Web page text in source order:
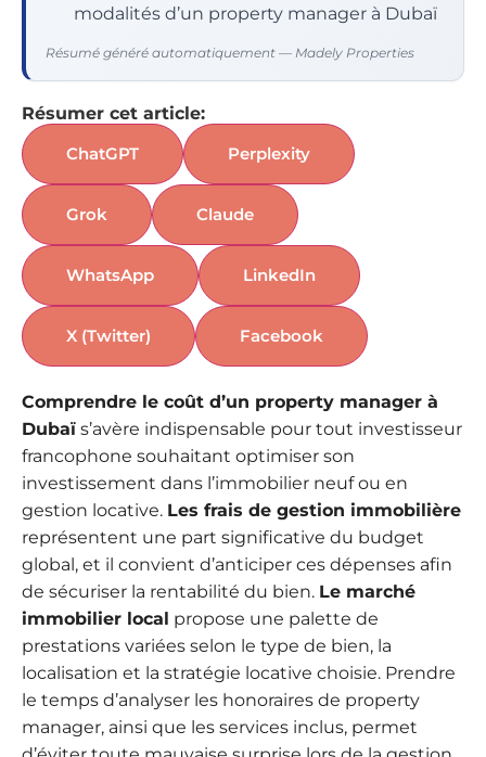
modalités d’un property manager à Dubaï
Résumé généré automatiquement — Madely Properties
Résumer cet article:
ChatGPT
Perplexity
Grok Claude
WhatsApp LinkedIn
X (Twitter) Facebook
Comprendre le coût d’un property manager à
Dubaï s’avère indispensable pour tout investisseur
francophone souhaitant optimiser son
investissement dans l’immobilier neuf ou en
gestion locative. Les frais de gestion immobilière
représentent une part significative du budget
global, et il convient d’anticiper ces dépenses afin
de sécuriser la rentabilité du bien. Le marché
immobilier local propose une palette de
prestations variées selon le type de bien, la
localisation et la stratégie locative choisie. Prendre
le temps d’analyser les honoraires de property
manager, ainsi que les services inclus, permet